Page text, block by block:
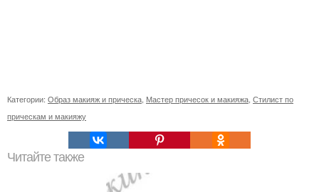
Категории: Образ макияж и прическа Мастер причесок и макияжа Стилист по
прическам и макияжу
Читайте также